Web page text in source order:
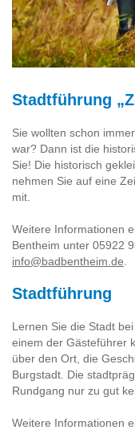
Stadtführung
Sie wollten schon
war? Dann ist die
Sie! Die historisch
nehmen Sie auf eine
mit.
Weitere Informationen
Bentheim unter 05922
info@badbentheim.de
Stadtführung
Lernen Sie die Stadt
einem der Gästeführer
über den Ort, die
Burgstadt. Die
Rundgang nur zu gut
Weitere Informationen